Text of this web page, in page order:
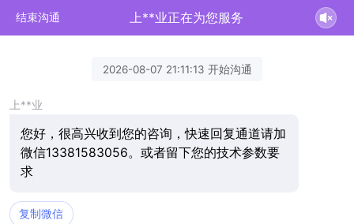
结束沟通 上**业正在为您服务
2026-08-07 21:11:13 开始沟通
上**业
您好，很高兴收到您的咨询，快速回复通道请加
微信13381583056。或者留下您的技术参数要
求
复制微信